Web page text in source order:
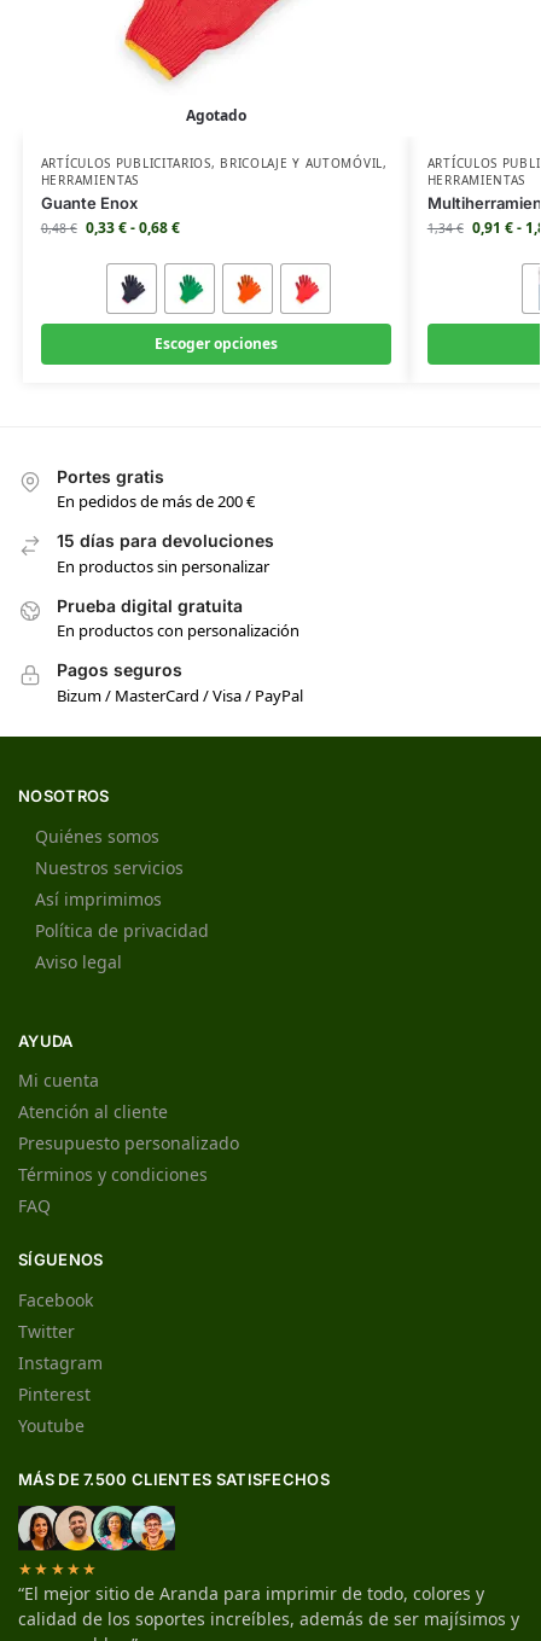
Agotado
ARTÍCULOS PUBLICITARIOS, BRICOLAJE Y AUTOMÓVIL,
HERRAMIENTAS
Guante Enox
0,48€ 0,33€-0,68€
Escoger opciones
ARTÍCULOS
HERRAMIENTAS
1,34€ 0,91 €-
Portes gratis
En pedidos de más de 200 €
15 días para devoluciones
En productos sin personalizar
Prueba digital gratuita
En productos con personalización
Pagos seguros
Bizum / MasterCard / Visa / PayPal
NOSOTROS
Quiénes somos
Nuestros servicios
Así imprimimos
Política de privacidad
Aviso legal
AYUDA
Mi cuenta
Atención al cliente
Presupuesto personalizado
Términos y condiciones
FAQ
SÍGUENOS
Facebook
Twitter
Instagram
Pinterest
Youtube
MÁS DE 7.500 CLIENTES SATISFECHOS
★★★★★
“El mejor sitio de Aranda para imprimir de todo, colores y
calidad de los soportes increíbles, además de ser majísimos y